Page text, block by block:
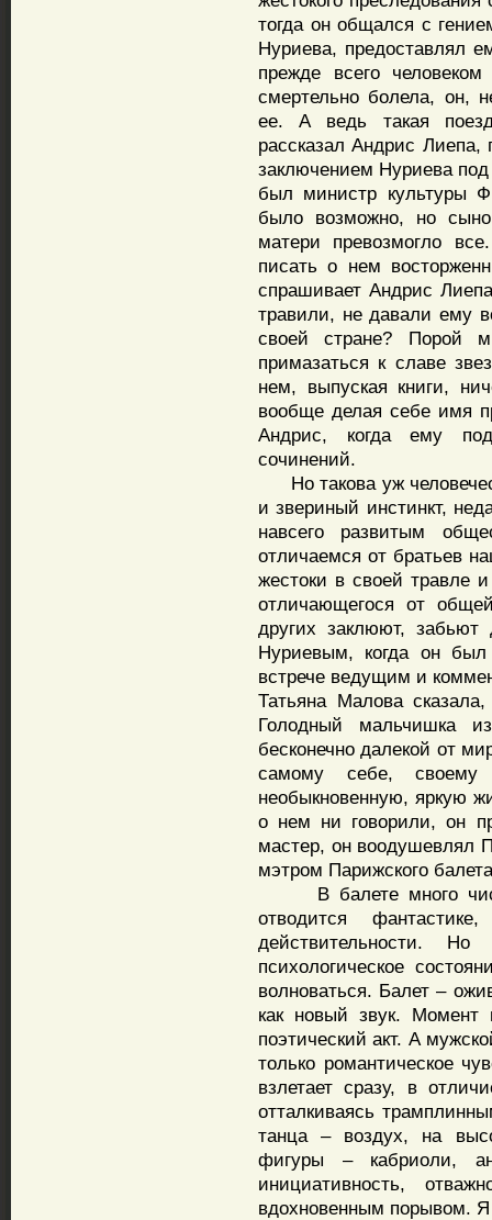
тогда он общался с
Нуриева, предоставлял
прежде всего
смертельно болела, он,
ее. А ведь такая
рассказал Андрис Лиепа,
заключением Нуриева
был министр культуры
было возможно, но
матери превозмогло
писать о нем
спрашивает Андрис
травили, не давали ему
своей стране? Порой
примазаться к славе
нем, выпуская книги,
вообще делая себе имя
Андрис, когда ему
сочинений.
Но такова уж
и звериный инстинкт,
навсего развитым
отличаемся от братьев
жестоки в своей травле
отличающегося от
других заклюют,
Нуриевым, когда он
встрече ведущим и
Татьяна Малова
Голодный мальчишка
бесконечно далекой от
самому себе,
необыкновенную, яркую
о нем ни говорили, он
мастер, он воодушевлял
мэтром Парижского
В балете много
отводится
действительности.
психологическое
волноваться. Балет –
как новый звук. Момент
поэтический акт. А
только романтическое
взлетает сразу, в
отталкиваясь
танца – воздух, на
фигуры – кабриоли,
инициативность,
вдохновенным порывом.